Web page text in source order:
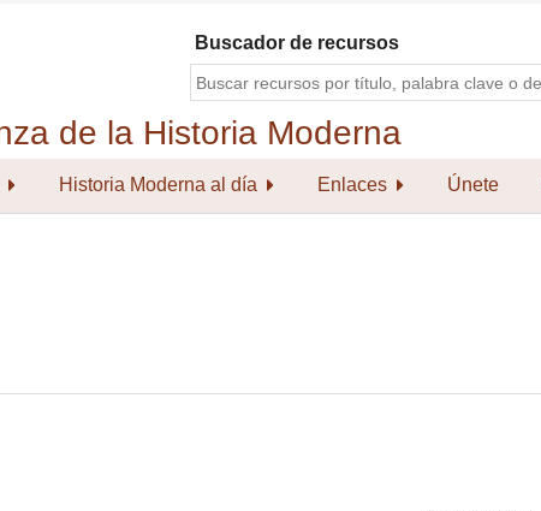
Buscador de recursos
Historia Moderna al día Enlaces Únete